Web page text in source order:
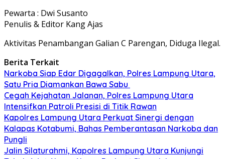
Pewarta : Dwi Susanto
Penulis & Editor Kang Ajas
Aktivitas Penambangan Galian C Parengan, Diduga Ilegal.
Berita Terkait
Narkoba Siap Edar Digagalkan, Polres Lampung Utara,
Satu Pria Diamankan Bawa Sabu
Cegah Kejahatan Jalanan, Polres Lampung Utara
Intensifkan Patroli Presisi di Titik Rawan
Kapolres Lampung Utara Perkuat Sinergi dengan
Kalapas Kotabumi, Bahas Pemberantasan Narkoba dan
Pungli
Jalin Silaturahmi, Kapolres Lampung Utara Kunjungi